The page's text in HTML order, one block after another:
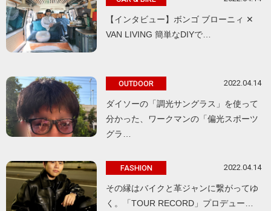
【インタビュー】ボンゴ ブローニィ ✕
VAN LIVING 簡単なDIYで…
OUTDOOR 2022.04.14
ダイソーの「調光サングラス」を使って
分かった、ワークマンの「偏光スポーツ
グラ…
FASHION 2022.04.14
その縁はバイクと革ジャンに繋がってゆ
く。「TOUR RECORD」プロデュー…